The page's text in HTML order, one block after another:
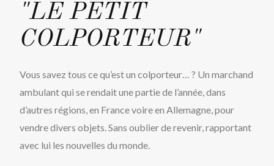
"LE PETIT
COLPORTEUR"
Vous savez tous ce qu’est un colporteur… ? Un marchand
ambulant qui se rendait une partie de l’année, dans
d’autres régions, en France voire en Allemagne, pour
vendre divers objets. Sans oublier de revenir, rapportant
avec lui les nouvelles du monde.